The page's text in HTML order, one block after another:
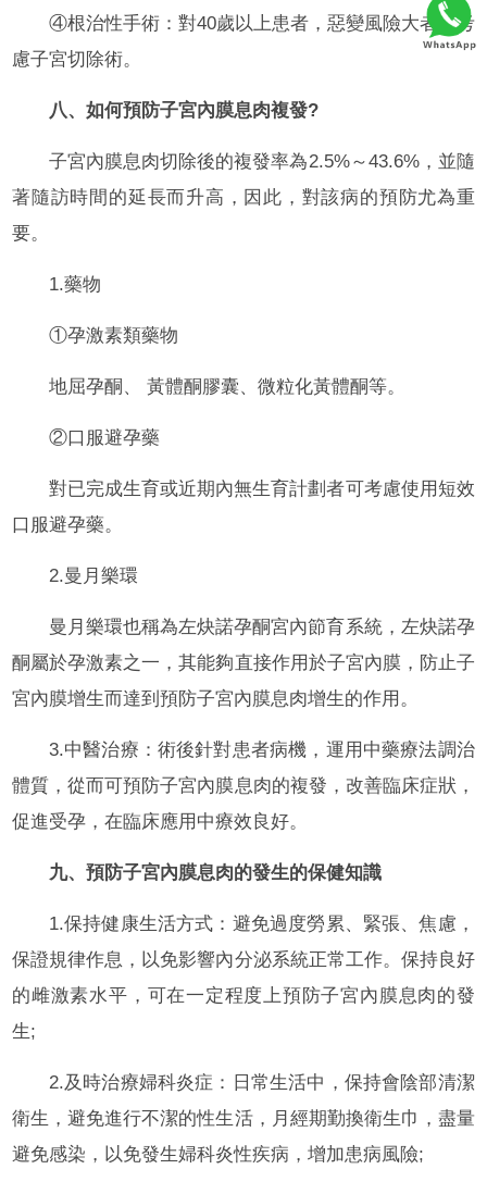
④根治性手術：對40歲以上患者，惡變風險大者可考
慮子宮切除術。
八、如何預防子宮內膜息肉複發?
子宮內膜息肉切除後的複發率為2.5%～43.6%，並隨
著隨訪時間的延長而升高，因此，對該病的預防尤為重
要。
1.藥物
①孕激素類藥物
地屈孕酮、 黃體酮膠囊、微粒化黃體酮等。
②口服避孕藥
對已完成生育或近期內無生育計劃者可考慮使用短效
口服避孕藥。
2.曼月樂環
曼月樂環也稱為左炔諾孕酮宮內節育系統，左炔諾孕
酮屬於孕激素之一，其能夠直接作用於子宮內膜，防止子
宮內膜增生而達到預防子宮內膜息肉增生的作用。
3.中醫治療：術後針對患者病機，運用中藥療法調治
體質，從而可預防子宮內膜息肉的複發，改善臨床症狀，
促進受孕，在臨床應用中療效良好。
九、預防子宮內膜息肉的發生的保健知識
1.保持健康生活方式：避免過度勞累、緊張、焦慮，
保證規律作息，以免影響內分泌系統正常工作。保持良好
的雌激素水平，可在一定程度上預防子宮內膜息肉的發
生;
2.及時治療婦科炎症：日常生活中，保持會陰部清潔
衛生，避免進行不潔的性生活，月經期勤換衛生巾，盡量
避免感染，以免發生婦科炎性疾病，增加患病風險;